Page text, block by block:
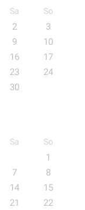
Sa So
2
3
9
10
16
17
23
24
30
Sa So
1
7
8
14
15
21
22